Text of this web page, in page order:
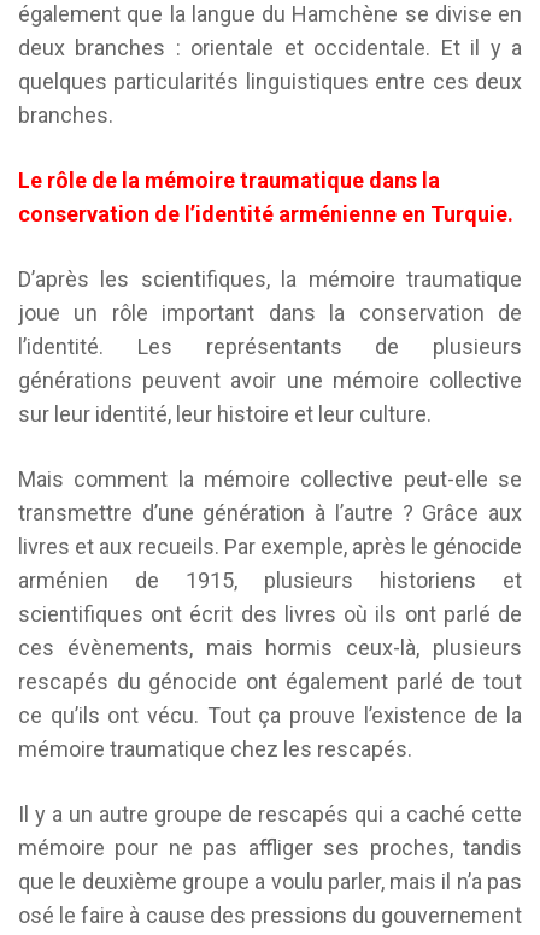
également que la langue du Hamchène se divise en
deux branches : orientale et occidentale. Et il y a
quelques particularités linguistiques entre ces deux
branches.
Le rôle de la mémoire traumatique dans la
conservation de l’identité arménienne en Turquie.
D’après les scientifiques, la mémoire traumatique
joue un rôle important dans la conservation de
l’identité. Les représentants de plusieurs
générations peuvent avoir une mémoire collective
sur leur identité, leur histoire et leur culture.
Mais comment la mémoire collective peut-elle se
transmettre d’une génération à l’autre ? Grâce aux
livres et aux recueils. Par exemple, après le génocide
arménien de 1915, plusieurs historiens et
scientifiques ont écrit des livres où ils ont parlé de
ces évènements, mais hormis ceux-là, plusieurs
rescapés du génocide ont également parlé de tout
ce qu’ils ont vécu. Tout ça prouve l’existence de la
mémoire traumatique chez les rescapés.
Il y a un autre groupe de rescapés qui a caché cette
mémoire pour ne pas affliger ses proches, tandis
que le deuxième groupe a voulu parler, mais il n’a pas
osé le faire à cause des pressions du gouvernement